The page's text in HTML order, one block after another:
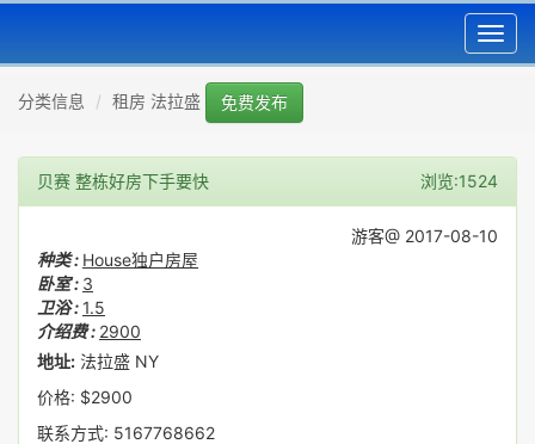
分类信息 租房 法拉盛 免费发布
贝赛 整栋好房下手要快 浏览:1524
游客@ 2017-08-10
种类 : House独户房屋
卧室 : 3
卫浴 : 1.5
介绍费 : 2900
地址: 法拉盛 NY
价格: $2900
联系方式: 5167768662